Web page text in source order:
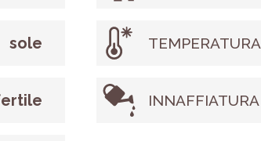
sole
INNAFFIATURA